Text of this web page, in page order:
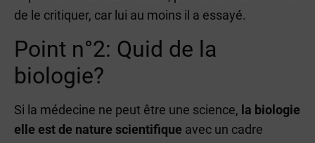
de le critiquer, car lui au moins il a essayé.
Point n°2: Quid de la
biologie?
Si la médecine ne peut être une science, la biologie
elle est de nature scientifique avec un cadre